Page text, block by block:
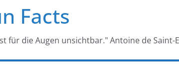
Facts
für die Augen unsichtbar." Antoine de Saint-